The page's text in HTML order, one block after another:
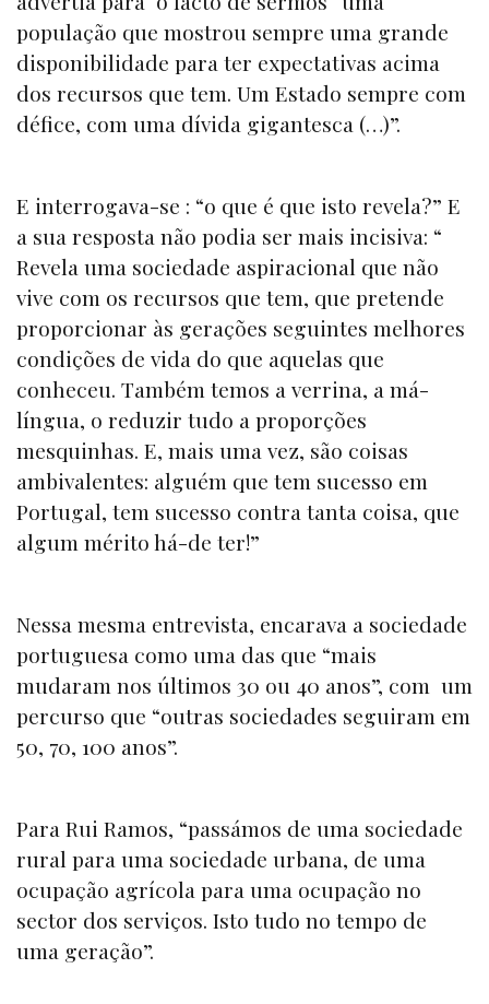
população que mostrou sempre uma grande
disponibilidade para ter expectativas acima
dos recursos que tem. Um Estado sempre com
défice, com uma dívida gigantesca (…)”.
E interrogava-se : “o que é que isto revela?” E
a sua resposta não podia ser mais incisiva: “
Revela uma sociedade aspiracional que não
vive com os recursos que tem, que pretende
proporcionar às gerações seguintes melhores
condições de vida do que aquelas que
conheceu. Também temos a verrina, a má-
língua, o reduzir tudo a proporções
mesquinhas. E, mais uma vez, são coisas
ambivalentes: alguém que tem sucesso em
Portugal, tem sucesso contra tanta coisa, que
algum mérito há-de ter!”
Nessa mesma entrevista, encarava a sociedade
portuguesa como uma das que “mais
mudaram nos últimos 30 ou 40 anos”, com um
percurso que “outras sociedades seguiram em
50, 70, 100 anos”.
Para Rui Ramos, “passámos de uma sociedade
rural para uma sociedade urbana, de uma
ocupação agrícola para uma ocupação no
sector dos serviços. Isto tudo no tempo de
uma geração”.